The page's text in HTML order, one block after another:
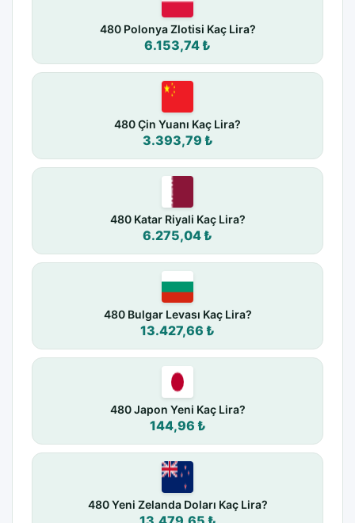
480 Polonya Zlotisi Kaç Lira?
6.153,74 ₺
480 Çin Yuanı Kaç Lira?
3.393,79 ₺
480 Katar Riyali Kaç Lira?
6.275,04 ₺
480 Bulgar Levası Kaç Lira?
13.427,66 ₺
480 Japon Yeni Kaç Lira?
144,96 ₺
480 Yeni Zelanda Doları Kaç Lira?